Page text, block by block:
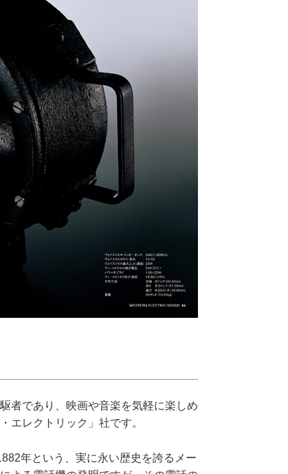
者であり、映画や音楽を気軽に楽しめ
レクトリック」社です。
年という、実に永い歴史を誇るメー